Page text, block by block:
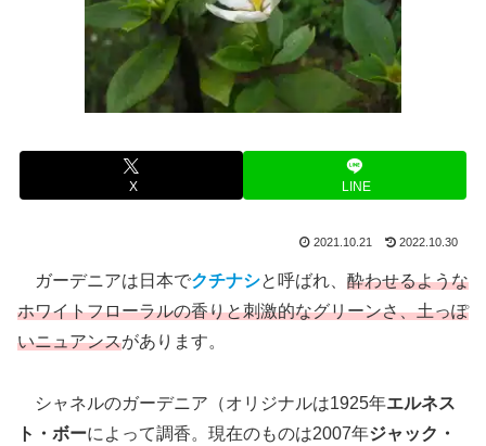
X LINE
2021.10.21 2022.10.30
ガーデニアは日本でクチナシと呼ばれ、 酔わせるような
ホワイトフローラルの香りと刺激的なグリーンさ、土っぽ
いニュアンスがあります。
シャネルのガーデニア（オリジナルは1925年エルネス
ト・ボーによって調香。現在のものは2007年ジャック・